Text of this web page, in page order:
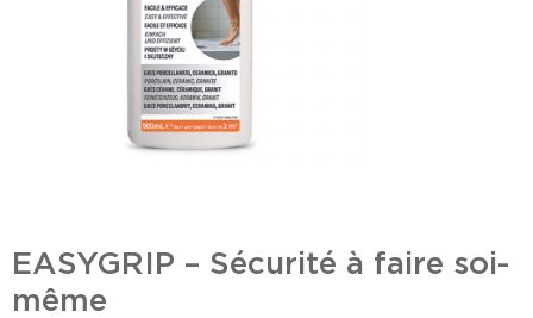
EASYGRIP – Sécurité à faire soi-
même